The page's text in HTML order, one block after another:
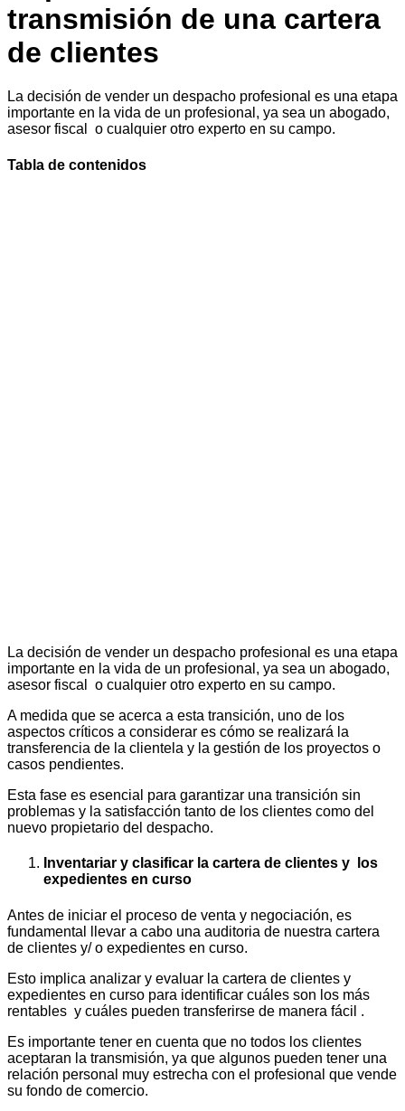
transmisión de una cartera
de clientes
La decisión de vender un despacho profesional es una etapa
importante en la vida de un profesional, ya sea un abogado,
asesor fiscal o cualquier otro experto en su campo.
Tabla de contenidos
La decisión de vender un despacho profesional es una etapa
importante en la vida de un profesional, ya sea un abogado,
asesor fiscal o cualquier otro experto en su campo.
A medida que se acerca a esta transición, uno de los
aspectos críticos a considerar es cómo se realizará la
transferencia de la clientela y la gestión de los proyectos o
casos pendientes.
Esta fase es esencial para garantizar una transición sin
problemas y la satisfacción tanto de los clientes como del
nuevo propietario del despacho.
Inventariar y clasificar la cartera de clientes y los
expedientes en curso
Antes de iniciar el proceso de venta y negociación, es
fundamental llevar a cabo una auditoria de nuestra cartera
de clientes y/ o expedientes en curso.
Esto implica analizar y evaluar la cartera de clientes y
expedientes en curso para identificar cuáles son los más
rentables y cuáles pueden transferirse de manera fácil .
Es importante tener en cuenta que no todos los clientes
aceptaran la transmisión, ya que algunos pueden tener una
relación personal muy estrecha con el profesional que vende
su fondo de comercio.